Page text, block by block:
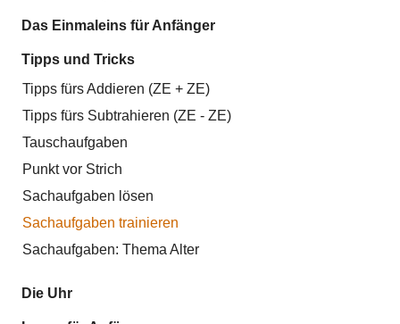
Das Einmaleins für Anfänger
Tipps und Tricks
Tipps fürs Addieren (ZE + ZE)
Tipps fürs Subtrahieren (ZE - ZE)
Tauschaufgaben
Punkt vor Strich
Sachaufgaben lösen
Sachaufgaben trainieren
Sachaufgaben: Thema Alter
Die Uhr